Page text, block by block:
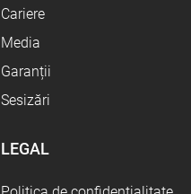
Cariere
Media
Garanții
Sesizări
LEGAL